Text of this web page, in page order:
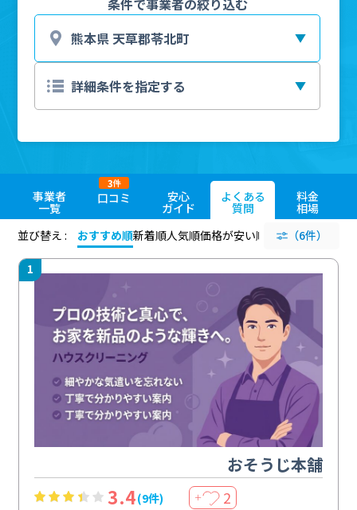
条件で事業者の絞り込む
事業者
一覧
口コミ
3件
安心
ガイド
よくある
質問
料金
相場
並び替え :
おすすめ順新着順人気順価格が安い順 評価が高い順
（6件）
1
おそうじ本舗
3.4(9件) ＋ 2